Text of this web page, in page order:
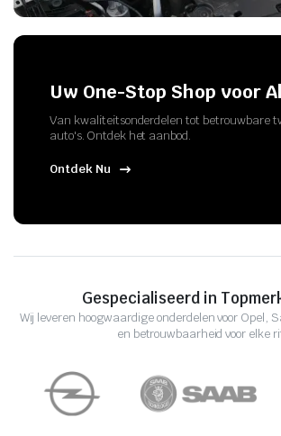
Uw One-Stop Shop voor
Van kwaliteitsonderdelen tot betrouwbare
auto's. Ontdek het aanbod.
Ontdek Nu
Gespecialiseerd in
Wij leveren hoogwaardige onderdelen voor Opel,
en betrouwbaarheid voor elke